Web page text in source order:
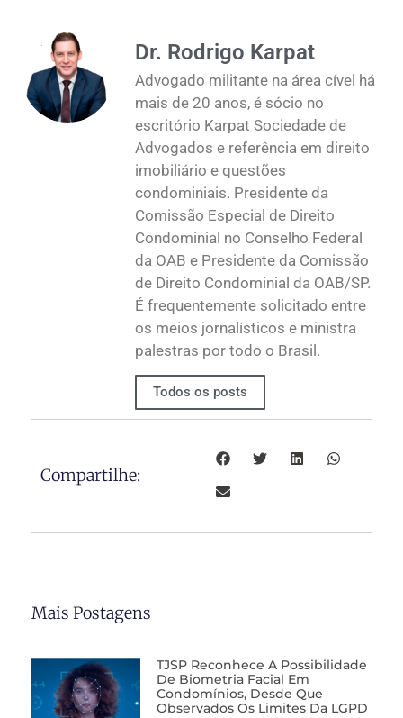
Dr. Rodrigo Karpat
Advogado militante na área cível há
mais de 20 anos, é sócio no
escritório Karpat Sociedade de
Advogados e referência em direito
imobiliário e questões
condominiais. Presidente da
Comissão Especial de Direito
Condominial no Conselho Federal
da OAB e Presidente da Comissão
de Direito Condominial da OAB/SP.
É frequentemente solicitado entre
os meios jornalísticos e ministra
palestras por todo o Brasil.
Todos os posts
Compartilhe:
Mais Postagens
TJSP Reconhece A Possibilidade
De Biometria Facial Em
Condomínios, Desde Que
Observados Os Limites Da LGPD